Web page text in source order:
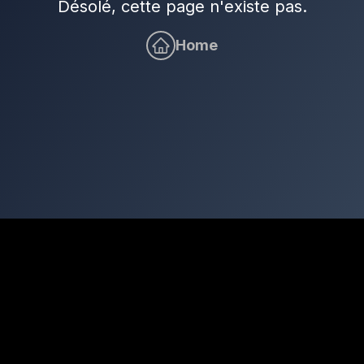
Désolé, cette page n'existe pas.
Home